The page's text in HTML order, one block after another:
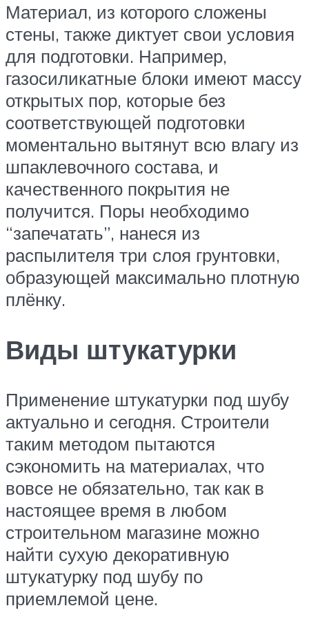
Материал, из которого сложены
стены, также диктует свои условия
для подготовки. Например,
газосиликатные блоки имеют массу
открытых пор, которые без
соответствующей подготовки
моментально вытянут всю влагу из
шпаклевочного состава, и
качественного покрытия не
получится. Поры необходимо
“запечатать”, нанеся из
распылителя три слоя грунтовки,
образующей максимально плотную
плёнку.
Виды штукатурки
Применение штукатурки под шубу
актуально и сегодня. Строители
таким методом пытаются
сэкономить на материалах, что
вовсе не обязательно, так как в
настоящее время в любом
строительном магазине можно
найти сухую декоративную
штукатурку под шубу по
приемлемой цене.